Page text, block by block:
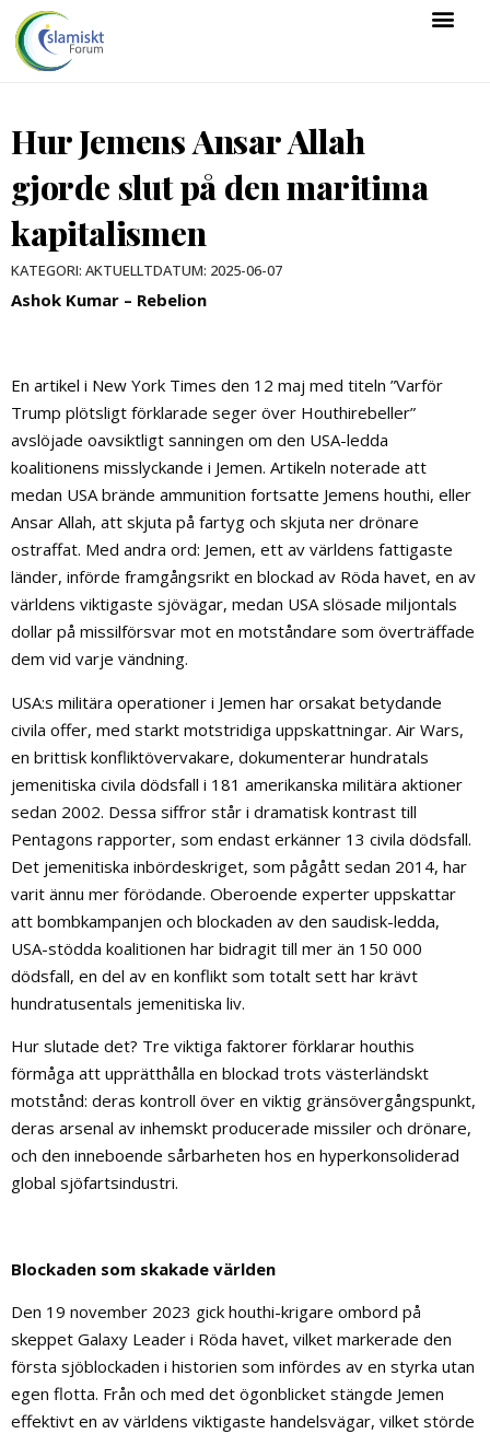
Hur Jemens Ansar Allah
gjorde slut på den maritima
kapitalismen
KATEGORI: AKTUELLTDATUM: 2025-06-07
Ashok Kumar – Rebelion
En artikel i New York Times den 12 maj med titeln ”Varför
Trump plötsligt förklarade seger över Houthirebeller”
avslöjade oavsiktligt sanningen om den USA-ledda
koalitionens misslyckande i Jemen. Artikeln noterade att
medan USA brände ammunition fortsatte Jemens houthi, eller
Ansar Allah, att skjuta på fartyg och skjuta ner drönare
ostraffat. Med andra ord: Jemen, ett av världens fattigaste
länder, införde framgångsrikt en blockad av Röda havet, en av
världens viktigaste sjövägar, medan USA slösade miljontals
dollar på missilförsvar mot en motståndare som överträffade
dem vid varje vändning.
USA:s militära operationer i Jemen har orsakat betydande
civila offer, med starkt motstridiga uppskattningar. Air Wars,
en brittisk konfliktövervakare, dokumenterar hundratals
jemenitiska civila dödsfall i 181 amerikanska militära aktioner
sedan 2002. Dessa siffror står i dramatisk kontrast till
Pentagons rapporter, som endast erkänner 13 civila dödsfall.
Det jemenitiska inbördeskriget, som pågått sedan 2014, har
varit ännu mer förödande. Oberoende experter uppskattar
att bombkampanjen och blockaden av den saudisk-ledda,
USA-stödda koalitionen har bidragit till mer än 150 000
dödsfall, en del av en konflikt som totalt sett har krävt
hundratusentals jemenitiska liv.
Hur slutade det? Tre viktiga faktorer förklarar houthis
förmåga att upprätthålla en blockad trots västerländskt
motstånd: deras kontroll över en viktig gränsövergångspunkt,
deras arsenal av inhemskt producerade missiler och drönare,
och den inneboende sårbarheten hos en hyperkonsoliderad
global sjöfartsindustri.
Blockaden som skakade världen
Den 19 november 2023 gick houthi-krigare ombord på
skeppet Galaxy Leader i Röda havet, vilket markerade den
första sjöblockaden i historien som infördes av en styrka utan
egen flotta. Från och med det ögonblicket stängde Jemen
effektivt en av världens viktigaste handelsvägar, vilket störde